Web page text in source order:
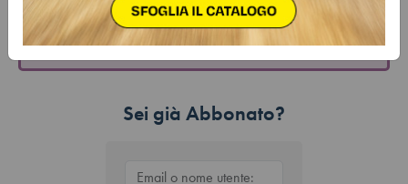
Abbonati ora
Sei già Abbonato?